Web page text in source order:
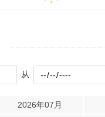
从
2026年07月